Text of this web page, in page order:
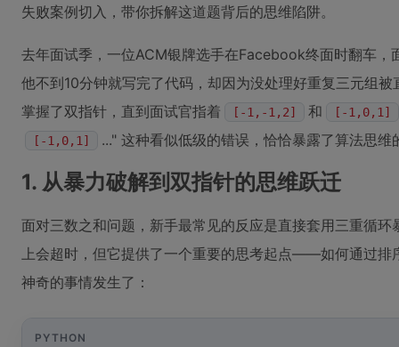
失败案例切入，带你拆解这道题背后的思维陷阱。
去年面试季，一位ACM银牌选手在Facebook终面时翻车，
他不到10分钟就写完了代码，却因为没处理好重复三元组
掌握了双指针，直到面试官指着
[-1,-1,2] 和
[-1,0,1]
[-1,0,1]
..." 这种看似低级的错误，恰恰暴露了算法思维
1. 从暴力破解到双指针的思维跃迁
面对三数之和问题，新手最常见的反应是直接套用三重循
上会超时，但它提供了一个重要的思考起点——如何通过排
神奇的事情发生了：
PYTHON